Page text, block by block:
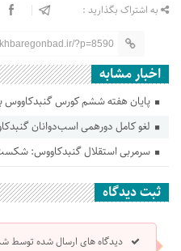
به اشتراک بگذارید :
?p=8590
اخبار مشابه
پایان هفته ششم کورس گنبدکاووس
لغو کامل دورهمی اسب‌دوانان
سرمربی استقلال گنبدکاووس:
ثبت دیدگاه
دیدگاه های ارسال شده توسط